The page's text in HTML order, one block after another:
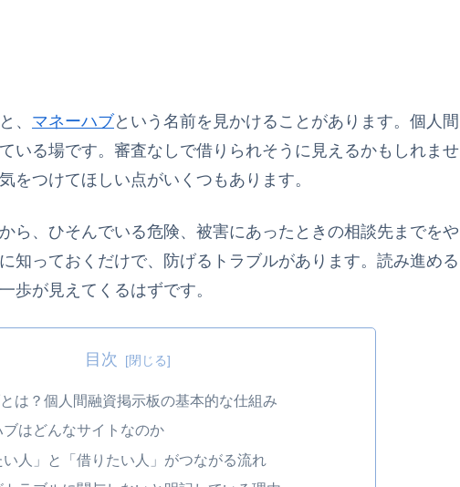
、 マネーハブという名前を見かけることがあります。個人間
いる場です。審査なしで借りられそうに見えるかもしれませ
をつけてほしい点がいくつもあります。
ら、ひそんでいる危険、被害にあったときの相談先までをや
知っておくだけで、防げるトラブルがあります。読み進める
歩が見えてくるはずです。
目次
は？個人間融資掲示板の基本的な仕組み
ブはどんなサイトなのか
い人」と「借りたい人」がつながる流れ